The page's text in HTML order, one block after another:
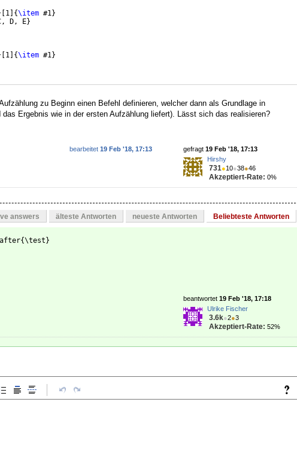
1 {\item #1}
D, E}
1 {\item #1}
zu Beginn einen Befehl definieren, welcher dann als Grundlage in
Ergebnis wie in der ersten Aufzählung liefert). Lässt sich das realisieren?
gefragt 19 Feb '18, 17:13
Hirshy
731●10●38●46
Akzeptiert-Rate: 0%
bearbeitet 19 Feb '18, 17:13
answers älteste Antworten neueste Antworten Beliebteste Antworten
beantwortet 19 Feb '18, 17:18
Ulrike Fischer
3.6k●2●3
Akzeptiert-Rate: 52%